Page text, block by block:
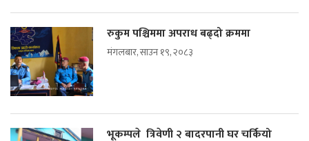
रुकुम पश्चिममा अपराध बढ्दो क्रममा
मंगलबार, साउन १९, २०८३
भूकम्पले त्रिवेणी २ बादरपानी घर चर्कियो